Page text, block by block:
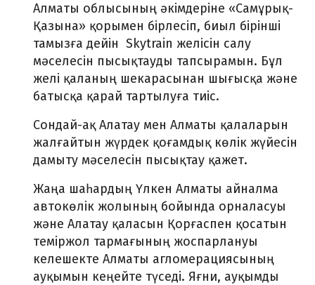
Алматы облысының әкімдеріне «Самұрық-
Қазына» қорымен бірлесіп, биыл бірінші
тамызға дейін Skytrain желісін салу
мәселесін пысықтауды тапсырамын. Бұл
желі қаланың шекарасынан шығысқа және
батысқа қарай тартылуға тиіс.
Сондай-ақ Алатау мен Алматы қалаларын
жалғайтын жүрдек қоғамдық көлік жүйесін
дамыту мәселесін пысықтау қажет.
Жаңа шаһардың Үлкен Алматы айналма
автокөлік жолының бойында орналасуы
және Алатау қаласын Қорғаспен қосатын
теміржол тармағының жоспарлануы
келешекте Алматы агломерациясының
ауқымын кеңейте түседі. Яғни, ауқымды